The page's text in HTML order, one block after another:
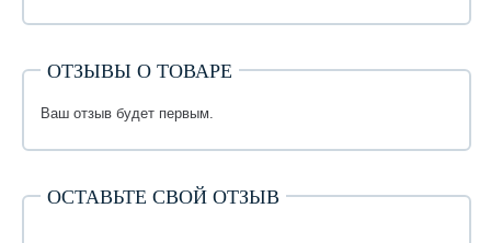
ОТЗЫВЫ О ТОВАРЕ
Ваш отзыв будет первым.
ОСТАВЬТЕ СВОЙ ОТЗЫВ